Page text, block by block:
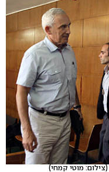
(צילום: מוטי קמחי)